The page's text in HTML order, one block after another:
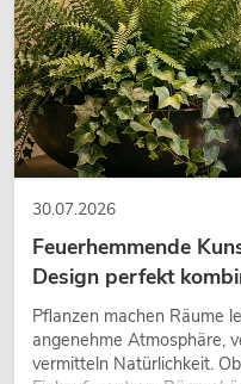
30.07.2026
Feuerhemmende
Design perfekt
Pflanzen machen Räume
angenehme Atmosphäre,
vermitteln Natürlichkeit.